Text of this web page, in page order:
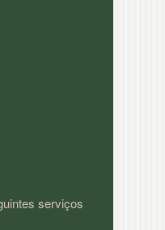
serviços